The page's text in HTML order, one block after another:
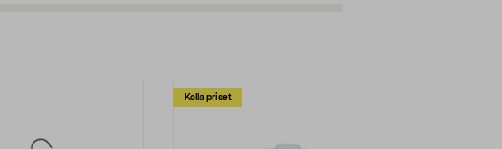
Kolla priset